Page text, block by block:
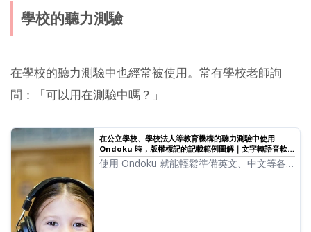
學校的聽力測驗
在學校的聽力測驗中也經常被使用。常有學校老師詢
問：「可以用在測驗中嗎？」
在公立學校、學校法人等教育機構的聽力測驗中使用
Ondoku 時，版權標記的記載範例圖解｜文字轉語音軟體
Ondoku
使用 Ondoku 就能輕鬆準備英文、中文等各